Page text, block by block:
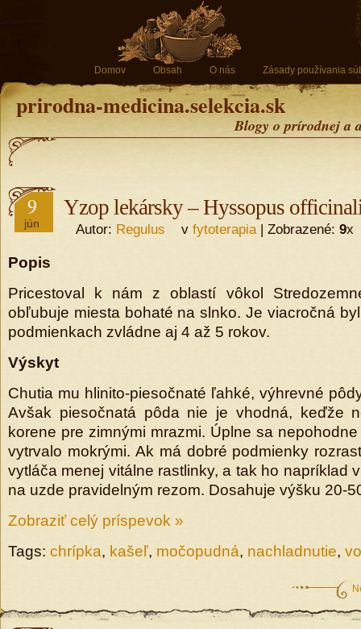
Domov Obsah O nás Zásady používania
prirodna-medicina.selekcia.sk
Blogy o prírodnej a
9
jún
Yzop lekársky – Hyssopus
Autor: Regulus v fytoterapia| Zobrazené: 9x
Popis
Pricestoval k nám z oblastí vôkol
obľubuje miesta bohaté na slnko. Je viacročná
podmienkach zvládne aj 4 až 5 rokov.
Výskyt
Chutia mu hlinito-piesočnaté ľahké, výhrevné
Avšak piesočnatá pôda nie je vhodná, keďže
korene pre zimnými mrazmi. Úplne sa
vytrvalo mokrými. Ak má dobré podmienky
vytláča menej vitálne rastlinky, a tak ho napríklad
na uzde pravidelným rezom. Dosahuje výšku 20-
Zobraziť celý príspevok »
Tags: chrípka, kašeľ, močopudná, nachladnutie,